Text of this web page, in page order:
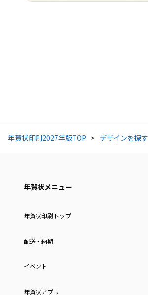
年賀状印刷2027年版TOP デザインを探す
年賀状メニュー
年賀状印刷トップ
配送・納期
イベント
年賀状アプリ